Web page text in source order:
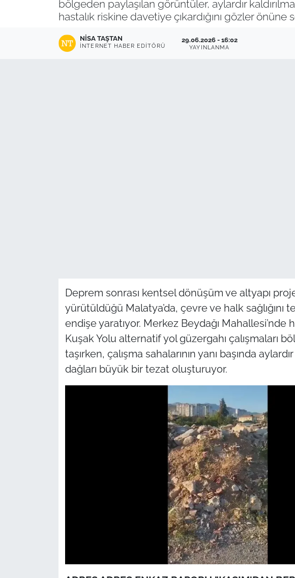
bölgeden paylaşılan görüntüler, aylardır
hastalık riskine davetiye çıkardığını gözler önüne
NISA TAŞTAN
İNTERNET HABER EDITÖRÜ
29.06.2026 - 16:02
YAYINLANMA
Deprem sonrası kentsel dönüşüm ve altyapı
yürütüldüğü Malatya’da, çevre ve halk sağlığını
endişe yaratıyor. Merkez Beydağı Mahallesi’nde
Kuşak Yolu alternatif yol güzergahı çalışmaları
taşırken, çalışma sahalarının yanı başında
dağları büyük bir tezat oluşturuyor.